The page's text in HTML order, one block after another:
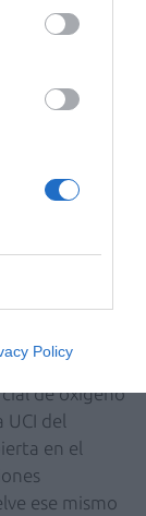
Policy
le habría
la historia
quehacer
difícil no estar
en un único
tras el
fácil lo que
que esos
que eso:
ideología
interés
o un
de oxígeno
UCI del
en el
ese mismo